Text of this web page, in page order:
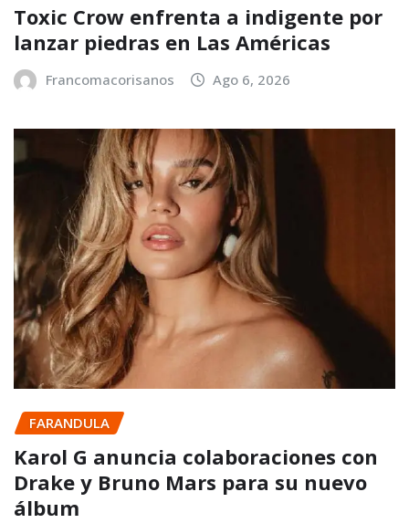
Toxic Crow enfrenta a indigente por
lanzar piedras en Las Américas
Francomacorisanos Ago 6, 2026
FARANDULA
Karol G anuncia colaboraciones con
Drake y Bruno Mars para su nuevo
álbum